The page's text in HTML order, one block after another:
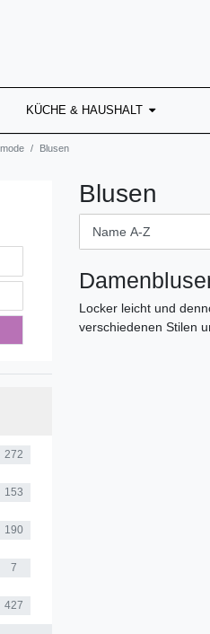
KÜCHE & HAUSHALT
Blusen
272
153
190
7
427
Blusen
Locker leicht und
verschiedenen Stilen